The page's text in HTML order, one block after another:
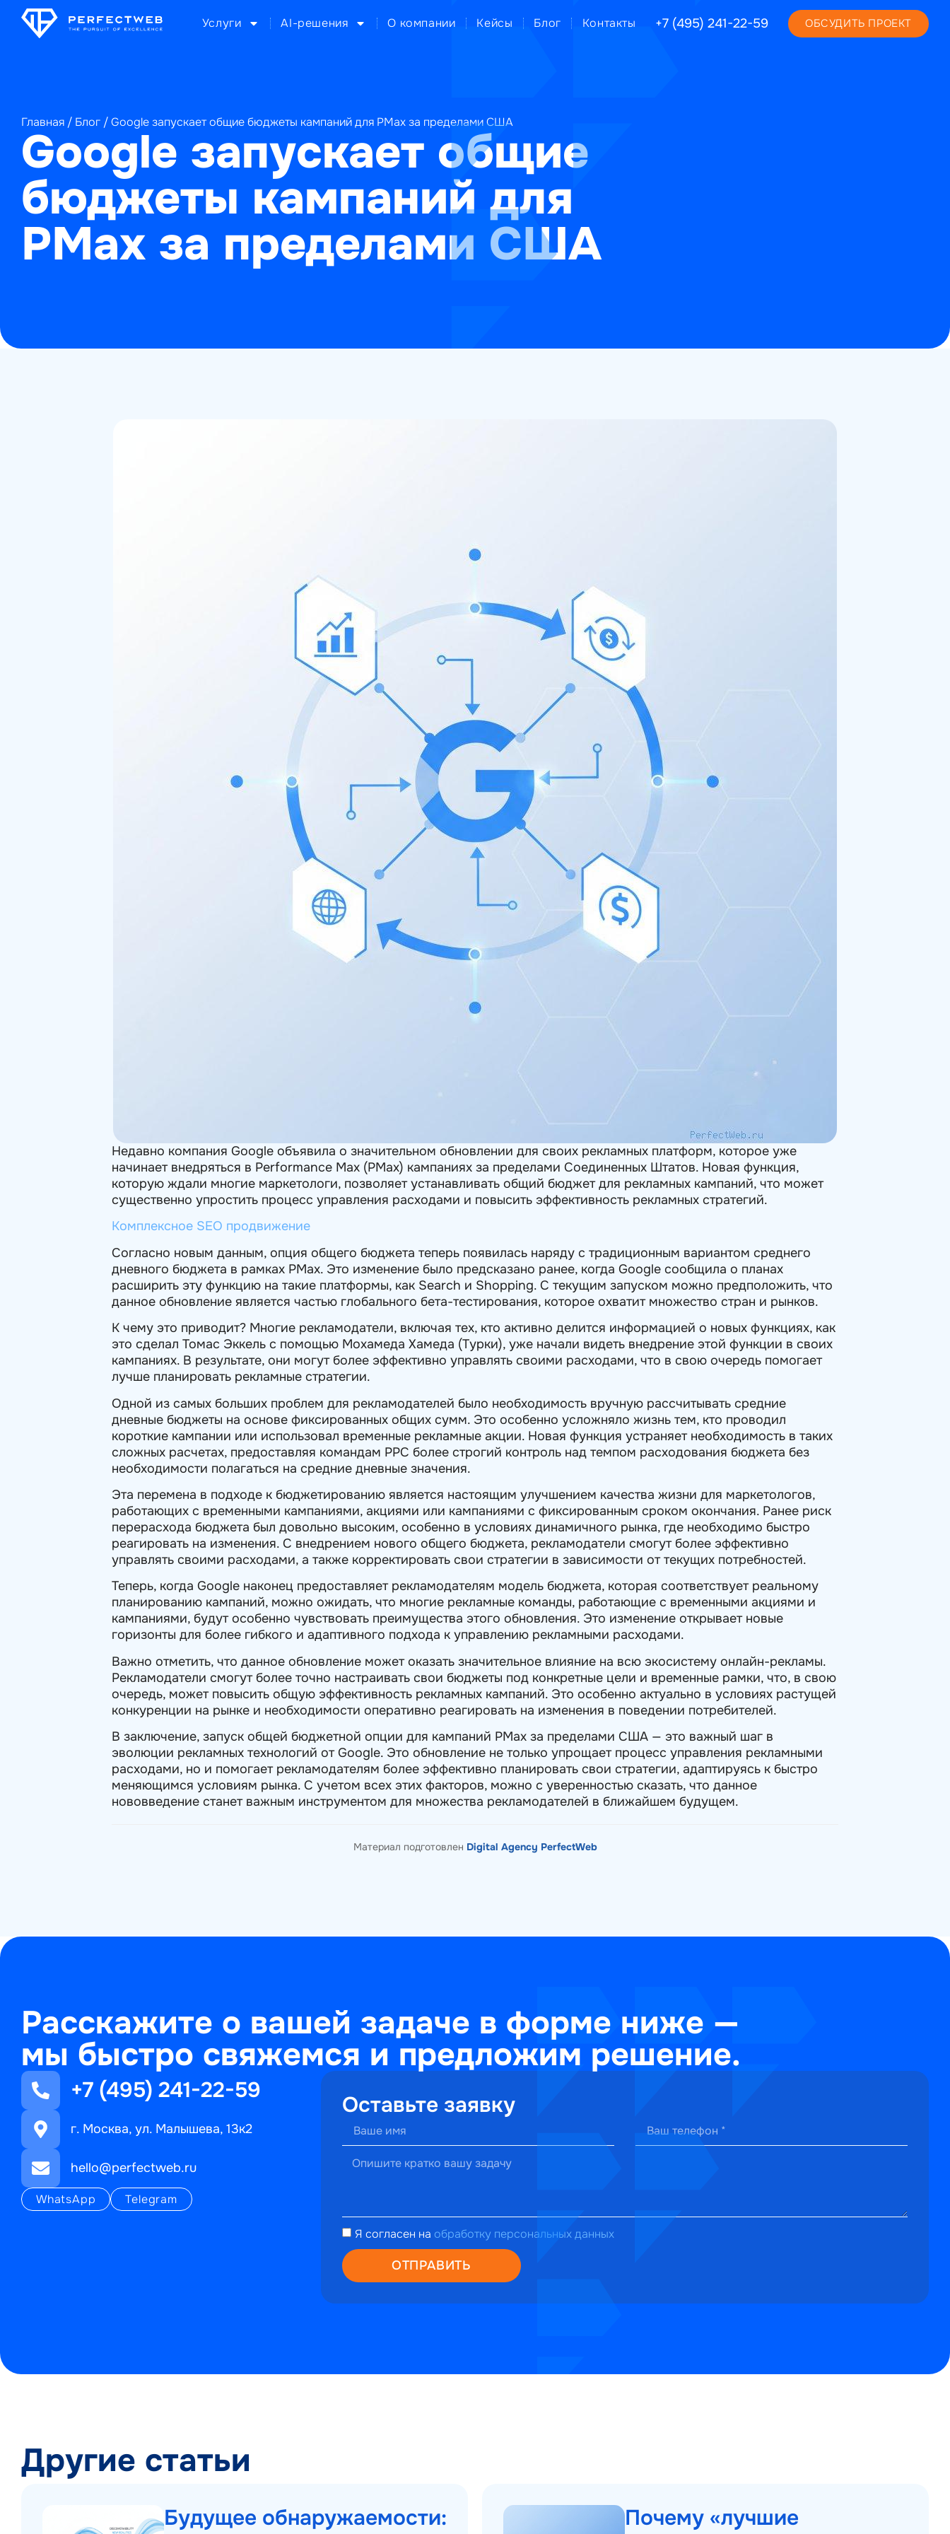
Услуги AI-решения О компании Кейсы Блог Контакты +7 (495) 241-22-59 ОБСУДИТЬ ПРОЕКТ
Главная / Блог /Google запускает общие бюджеты кампаний для PMax за пределами США
Google запускает общие
бюджеты кампаний для
PMax за пределами США
Недавно компания Google объявила о значительном обновлении для своих рекламных платформ, которое уже
начинает внедряться в Performance Max (PMax) кампаниях за пределами Соединенных Штатов. Новая функция,
которую ждали многие маркетологи, позволяет устанавливать общий бюджет для рекламных кампаний, что может
существенно упростить процесс управления расходами и повысить эффективность рекламных стратегий.
Комплексное SEO продвижение
Согласно новым данным, опция общего бюджета теперь появилась наряду с традиционным вариантом среднего
дневного бюджета в рамках PMax. Это изменение было предсказано ранее, когда Google сообщила о планах
расширить эту функцию на такие платформы, как Search и Shopping. С текущим запуском можно предположить, что
данное обновление является частью глобального бета-тестирования, которое охватит множество стран и рынков.
К чему это приводит? Многие рекламодатели, включая тех, кто активно делится информацией о новых функциях, как
это сделал Томас Эккель с помощью Мохамеда Хамеда (Турки), уже начали видеть внедрение этой функции в своих
кампаниях. В результате, они могут более эффективно управлять своими расходами, что в свою очередь помогает
лучше планировать рекламные стратегии.
Одной из самых больших проблем для рекламодателей было необходимость вручную рассчитывать средние
дневные бюджеты на основе фиксированных общих сумм. Это особенно усложняло жизнь тем, кто проводил
короткие кампании или использовал временные рекламные акции. Новая функция устраняет необходимость в таких
сложных расчетах, предоставляя командам PPC более строгий контроль над темпом расходования бюджета без
необходимости полагаться на средние дневные значения.
Эта перемена в подходе к бюджетированию является настоящим улучшением качества жизни для маркетологов,
работающих с временными кампаниями, акциями или кампаниями с фиксированным сроком окончания. Ранее риск
перерасхода бюджета был довольно высоким, особенно в условиях динамичного рынка, где необходимо быстро
реагировать на изменения. С внедрением нового общего бюджета, рекламодатели смогут более эффективно
управлять своими расходами, а также корректировать свои стратегии в зависимости от текущих потребностей.
Теперь, когда Google наконец предоставляет рекламодателям модель бюджета, которая соответствует реальному
планированию кампаний, можно ожидать, что многие рекламные команды, работающие с временными акциями и
кампаниями, будут особенно чувствовать преимущества этого обновления. Это изменение открывает новые
горизонты для более гибкого и адаптивного подхода к управлению рекламными расходами.
Важно отметить, что данное обновление может оказать значительное влияние на всю экосистему онлайн-рекламы.
Рекламодатели смогут более точно настраивать свои бюджеты под конкретные цели и временные рамки, что, в свою
очередь, может повысить общую эффективность рекламных кампаний. Это особенно актуально в условиях растущей
конкуренции на рынке и необходимости оперативно реагировать на изменения в поведении потребителей.
В заключение, запуск общей бюджетной опции для кампаний PMax за пределами США — это важный шаг в
эволюции рекламных технологий от Google. Это обновление не только упрощает процесс управления рекламными
расходами, но и помогает рекламодателям более эффективно планировать свои стратегии, адаптируясь к быстро
меняющимся условиям рынка. С учетом всех этих факторов, можно с уверенностью сказать, что данное
нововведение станет важным инструментом для множества рекламодателей в ближайшем будущем.
Материал подготовлен Digital Agency PerfectWeb
Расскажите о вашей задаче в форме ниже —
мы быстро свяжемся и предложим решение.
+7 (495) 241-22-59
г. Москва, ул. Малышева, 13к2
hello@perfectweb.ru
WhatsApp Telegram
Оставьте заявку
Я согласен на обработку персональных данных
ОТПРАВИТЬ
Другие статьи
Будущее обнаружаемости:
Почему «лучшие